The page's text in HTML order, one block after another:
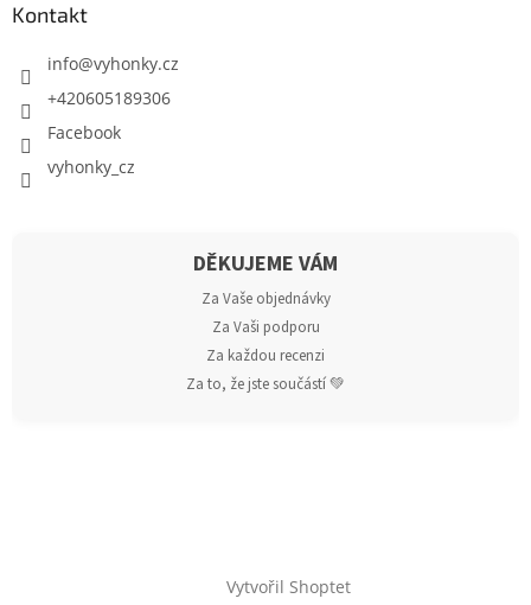
Kontakt
info@vyhonky.cz
+420605189306
Facebook
vyhonky_cz
DĚKUJEME VÁM
Za Vaše objednávky
Za Vaši podporu
Za každou recenzi
Za to, že jste součástí 💚
Vytvořil Shoptet